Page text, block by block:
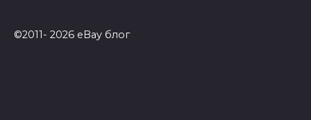
©2011- 2026 eBay блог